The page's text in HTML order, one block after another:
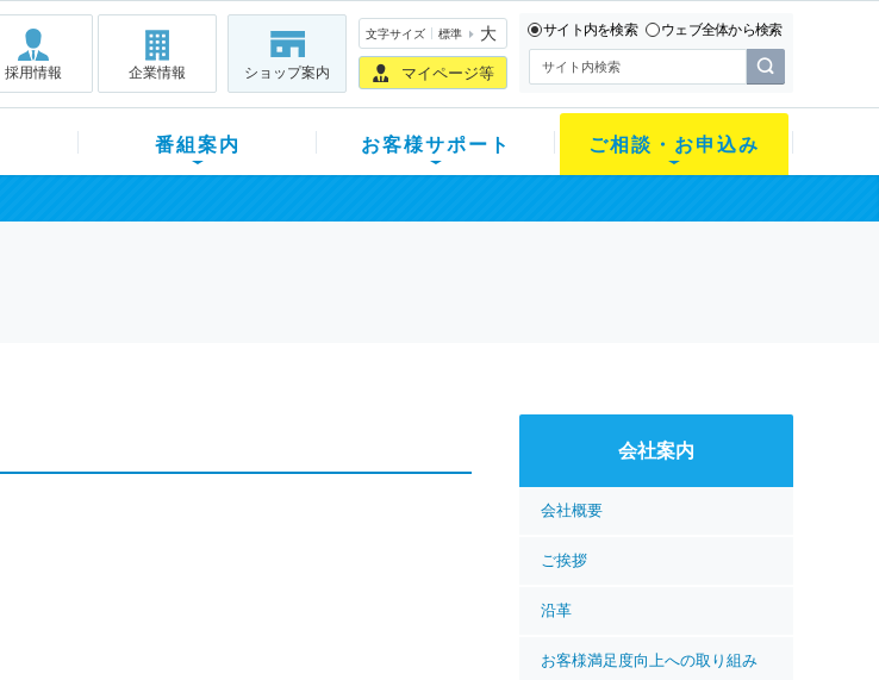
採用情報 企業情報 ショップ案内
文字サイズ 標準 大
マイページ等
サイト内を検索 ウェブ全体から検索
番組案内 お客様サポート ご相談・お申込み
会社案内
会社概要
ご挨拶
沿革
お客様満足度向上への取り組み